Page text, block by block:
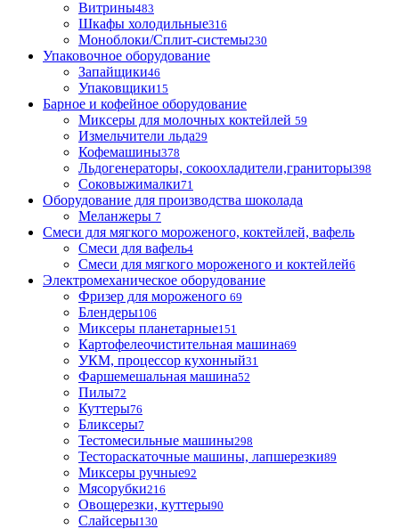
Витрины483
Шкафы холодильные316
Моноблоки/Сплит-системы230
Упаковочное оборудование
Запайщики46
Упаковщики15
Барное и кофейное оборудование
Миксеры для молочных коктейлей 59
Измельчители льда29
Кофемашины378
Льдогенераторы, сокоохладители,граниторы398
Соковыжималки71
Оборудование для производства шоколада
Меланжеры 7
Смеси для мягкого мороженого, коктейлей, вафель
Смеси для вафель4
Смеси для мягкого мороженого и коктейлей6
Электромеханическое оборудование
Фризер для мороженого 69
Блендеры106
Миксеры планетарные151
Картофелеочистительная машина69
УКМ, процессор кухонный31
Фаршемешальная машина52
Пилы72
Куттеры76
Бликсеры7
Тестомесильные машины298
Тестораскаточные машины, лапшерезки89
Миксеры ручные92
Мясорубки216
Овощерезки, куттеры90
Слайсеры130